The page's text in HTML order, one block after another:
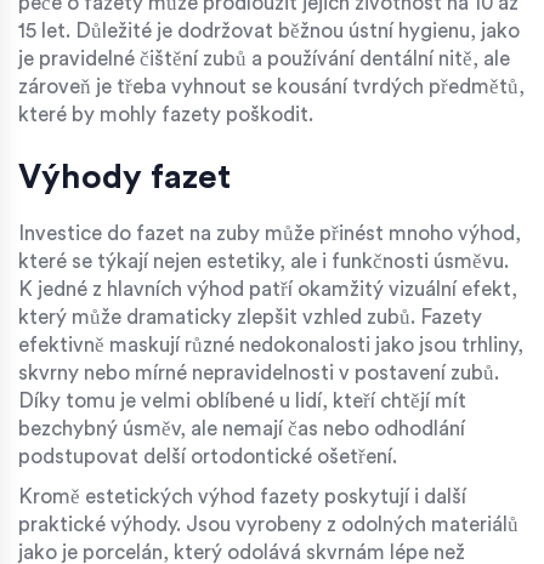
15 let. Důležité je dodržovat běžnou ústní hygienu, jako
je pravidelné čištění zubů a používání dentální nitě, ale
zároveň je třeba vyhnout se kousání tvrdých předmětů,
které by mohly fazety poškodit.
Výhody fazet
Investice do fazet na zuby může přinést mnoho výhod,
které se týkají nejen estetiky, ale i funkčnosti úsměvu.
K jedné z hlavních výhod patří okamžitý vizuální efekt,
který může dramaticky zlepšit vzhled zubů. Fazety
efektivně maskují různé nedokonalosti jako jsou trhliny,
skvrny nebo mírné nepravidelnosti v postavení zubů.
Díky tomu je velmi oblíbené u lidí, kteří chtějí mít
bezchybný úsměv, ale nemají čas nebo odhodlání
podstupovat delší ortodontické ošetření.
Kromě estetických výhod fazety poskytují i další
praktické výhody. Jsou vyrobeny z odolných materiálů
jako je porcelán, který odolává skvrnám lépe než